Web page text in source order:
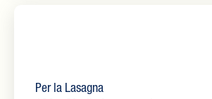
Per la Lasagna